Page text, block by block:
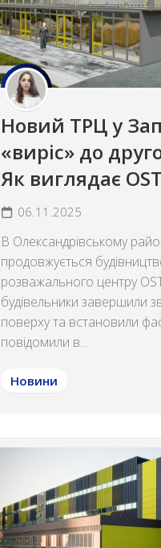
Новий ТРЦ у
«виріс» до
Як виглядає
06.11.2025
В Олександрівському
продовжується
розважального центру
будівельники завершили
поверху та встановили
повідомили в...
Новини